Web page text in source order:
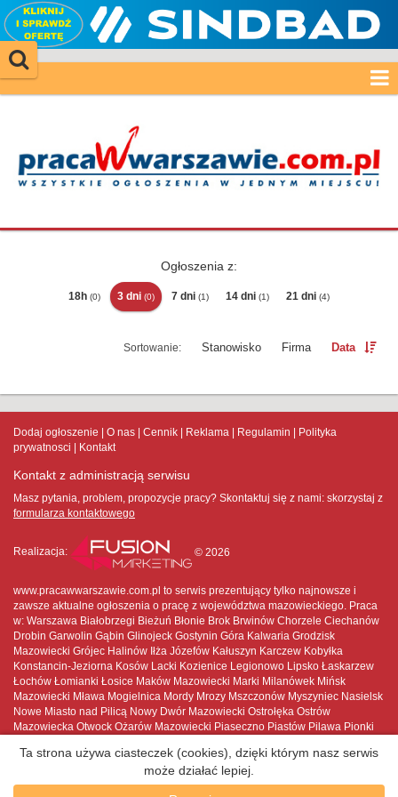
Ogłoszenia z:
18h (0) 3 dni (0) 7 dni (1) 14 dni (1) 21 dni (4)
Stanowisko Firma Data
Dodaj ogłoszenie O nas Cennik Reklama Regulamin
Polityka
prywatnosci
Kontakt
Kontakt z administracją serwisu
Masz pytania, problem, propozycje pracy? Skontaktuj się z nami: skorzystaj z
formularza kontaktowego
Realizacja: © 2026
www.pracawwarszawie.com.pl to serwis prezentujący tylko najnowsze i
zawsze aktualne ogłoszenia o pracę z województwa mazowieckiego. Praca
w: Warszawa Białobrzegi Bieżuń Błonie Brok Brwinów Chorzele Ciechanów
Drobin Garwolin Gąbin Glinojeck Gostynin Góra Kalwaria Grodzisk
Mazowiecki Grójec Halinów Iłża Józefów Kałuszyn Karczew Kobyłka
Konstancin-Jeziorna Kosów Lacki Kozienice Legionowo Lipsko Łaskarzew
Łochów Łomianki Łosice Maków Mazowiecki Marki Milanówek Mińsk
Mazowiecki Mława Mogielnica Mordy Mrozy Mszczonów Myszyniec Nasielsk
Nowe Miasto nad Pilicą Nowy Dwór Mazowiecki Ostrołęka Ostrów
Mazowiecka Otwock Ożarów Mazowiecki Piaseczno Piastów Pilawa Pionki
Raciąż Radom Radzymin Różan Serock Siedlce Sierpc Skaryszew
Sochaczew Sokołów Podlaski Sulejówek Szydłowiec Tarczyn Tłuszcz Warka
Warszawa Węgrów Wołomin Wyszków Wyszogród Wyśmierzyce Zakroczym
Ta strona używa ciasteczek (cookies), dzięki którym nasz serwis
może działać lepiej.